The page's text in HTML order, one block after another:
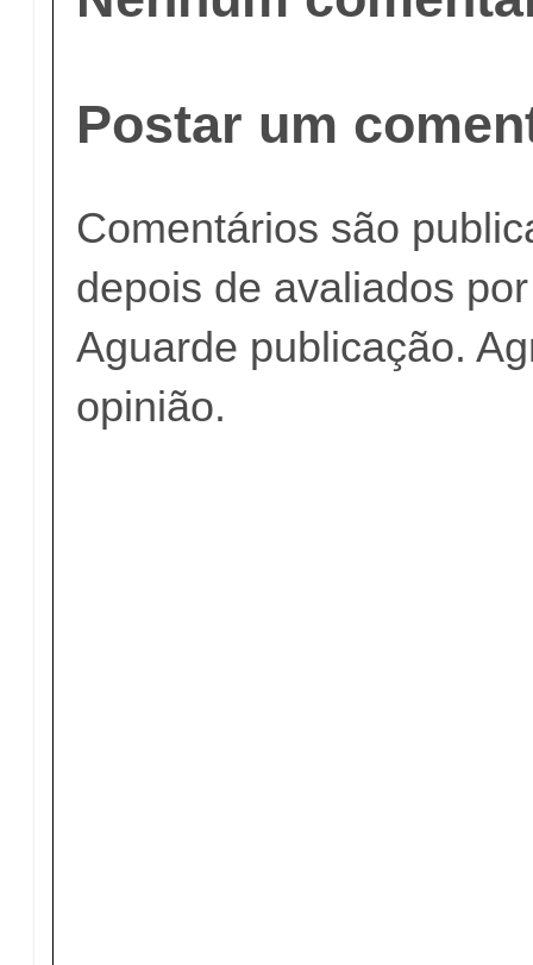
Postar um
Comentários são
depois de avaliados
Aguarde publicação.
opinião.